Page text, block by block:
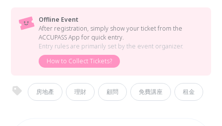
Offline Event
After registration, simply show your ticket from the
ACCUPASS App for quick entry.
Entry rules are primarily set by the event organizer.
How to Collect Tickets?
房地產 理財 顧問 免費講座 租金